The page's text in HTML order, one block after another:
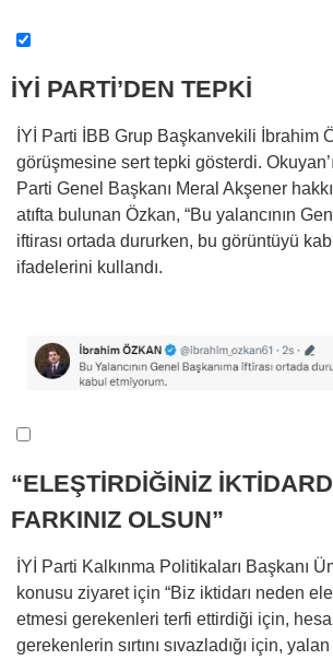
İYİ PARTİ’DEN TEPKİ
İYİ Parti İBB Grup Başkanvekili İbrahim
görüşmesine sert tepki gösterdi.
Parti Genel Başkanı Meral Akşener
atıfta bulunan Özkan, “Bu yalancının
iftirası ortada dururken, bu görüntüyü
ifadelerini kullandı.
“ELEŞTİRDİĞİNİZ
FARKINIZ OLSUN”
İYİ Parti Kalkınma Politikaları Başkanı
konusu ziyaret için “Biz iktidarı neden
etmesi gerekenleri terfi ettirdiği için,
gerekenlerin sırtını sıvazladığı için,